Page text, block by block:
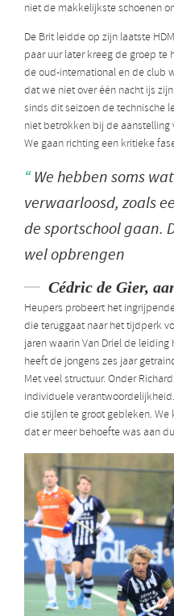
niet de makkelijkste schoenen
De Brit leidde op zijn laatste
paar uur later kreeg de groep
de oud-international en de club
dat we niet over één nacht ijs
sinds dit seizoen de technische
niet betrokken bij de aanstelling
We gaan richting een kritieke
We hebben soms
verwaarloosd, zoals
de sportschool gaan.
wel opbrengen
Cédric de Gier,
Heupers probeert het
die teruggaat naar het tijdperk
jaren waarin Van Driel de leiding
heeft de jongens zes jaar
Met veel structuur. Onder
individuele
die stijlen te groot gebleken.
dat er meer behoefte was aan